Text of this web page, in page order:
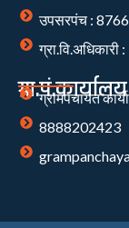
उपसरपंच :
ग्रा.वि.अधिकारी :
ग्रा.पं.कार्यालय
ग्रामपंचायत
8888202423